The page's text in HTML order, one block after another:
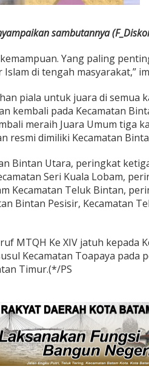
sambutannya
Yang paling
di tengah masyarakat,”
piala untuk juara di semua
kembali pada Kecamatan
meraih Juara Umum tiga
resmi dimiliki Kecamatan
Bintan Utara, peringkat
Seri Kuala Lobam,
Kecamatan Teluk Bintan,
Bintan Pesisir, Kecamatan
MTQH Ke XIV jatuh kepada
Kecamatan Toapaya pada
Timur.(*/PS